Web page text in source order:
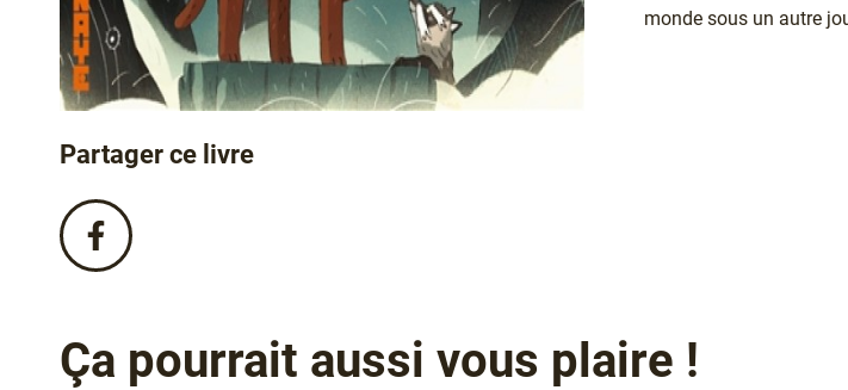
Partager ce livre
Partagez
ce
!
monde sous un autre
Ça pourrait aussi vous plaire !